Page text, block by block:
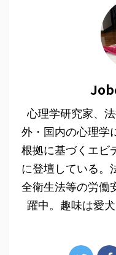
心理学研究家、
外・国内の心理学
根拠に基づくエビ
に登壇している。
全衛生法等の労働
躍中。趣味は愛